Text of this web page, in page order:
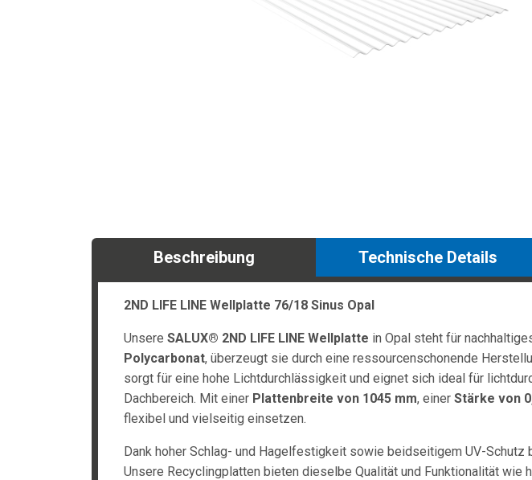
Beschreibung Technische Details
2ND LIFE LINE Wellplatte 76/18 Sinus Opal
Unsere SALUX® 2ND LIFE LINE Wellplatte in Opal steht für
Polycarbonat, überzeugt sie durch eine ressourcenschonende
sorgt für eine hohe Lichtdurchlässigkeit und eignet sich ideal für
Dachbereich. Mit einer Plattenbreite von 1045 mm, einer Stärke von
flexibel und vielseitig einsetzen.
Dank hoher Schlag- und Hagelfestigkeit sowie beidseitigem UV-
Unsere Recyclingplatten bieten dieselbe Qualität und Funktionalität